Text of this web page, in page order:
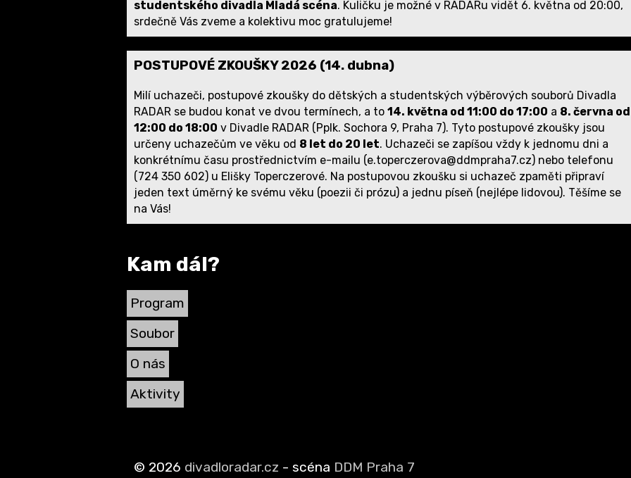
studentského divadla Mladá scéna. Kuličku je možné v RADARu vidět 6. května od 20:00,
srdečně Vás zveme a kolektivu moc gratulujeme!
POSTUPOVÉ ZKOUŠKY 2026 (14. dubna)
Milí uchazeči, postupové zkoušky do dětských a studentských výběrových souborů Divadla
RADAR se budou konat ve dvou termínech, a to 14. května od 11:00 do 17:00 a 8. června od
12:00 do 18:00 v Divadle RADAR (Pplk. Sochora 9, Praha 7). Tyto postupové zkoušky jsou
určeny uchazečům ve věku od 8 let do 20 let. Uchazeči se zapíšou vždy k jednomu dni a
konkrétnímu času prostřednictvím e-mailu (e.toperczerova@ddmpraha7.cz) nebo telefonu
(724 350 602) u Elišky Toperczerové. Na postupovou zkoušku si uchazeč zpaměti připraví
jeden text úměrný ke svému věku (poezii či prózu) a jednu píseň (nejlépe lidovou). Těšíme se
na Vás!
Kam dál?
Program
Soubor
O nás
Aktivity
© 2026 divadloradar.cz - scéna DDM Praha 7